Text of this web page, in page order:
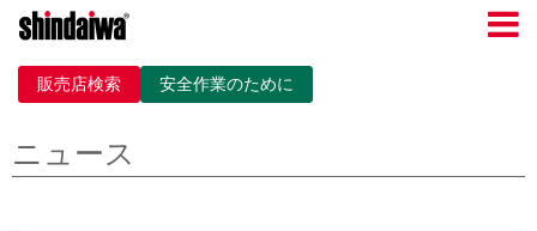
販売店検索 安全作業のために
ニュース